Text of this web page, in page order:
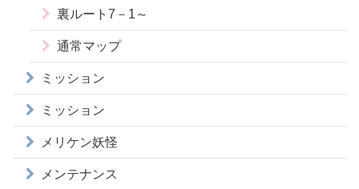
裏ルート7－1～
通常マップ
ミッション
ミッション
メリケン妖怪
メンテナンス